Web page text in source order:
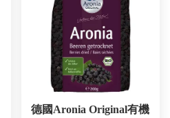
德國Aronia Original有機